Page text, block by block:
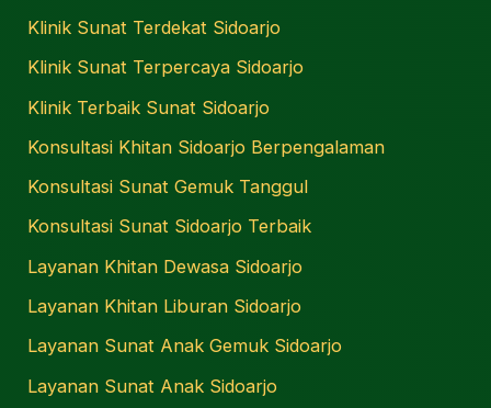
Klinik Sunat Terdekat Sidoarjo
Klinik Sunat Terpercaya Sidoarjo
Klinik Terbaik Sunat Sidoarjo
Konsultasi Khitan Sidoarjo Berpengalaman
Konsultasi Sunat Gemuk Tanggul
Konsultasi Sunat Sidoarjo Terbaik
Layanan Khitan Dewasa Sidoarjo
Layanan Khitan Liburan Sidoarjo
Layanan Sunat Anak Gemuk Sidoarjo
Layanan Sunat Anak Sidoarjo